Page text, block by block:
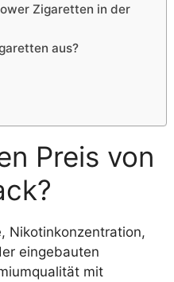
Zigaretten in der
aus?
Preis von
Nikotinkonzentration,
eingebauten
mit